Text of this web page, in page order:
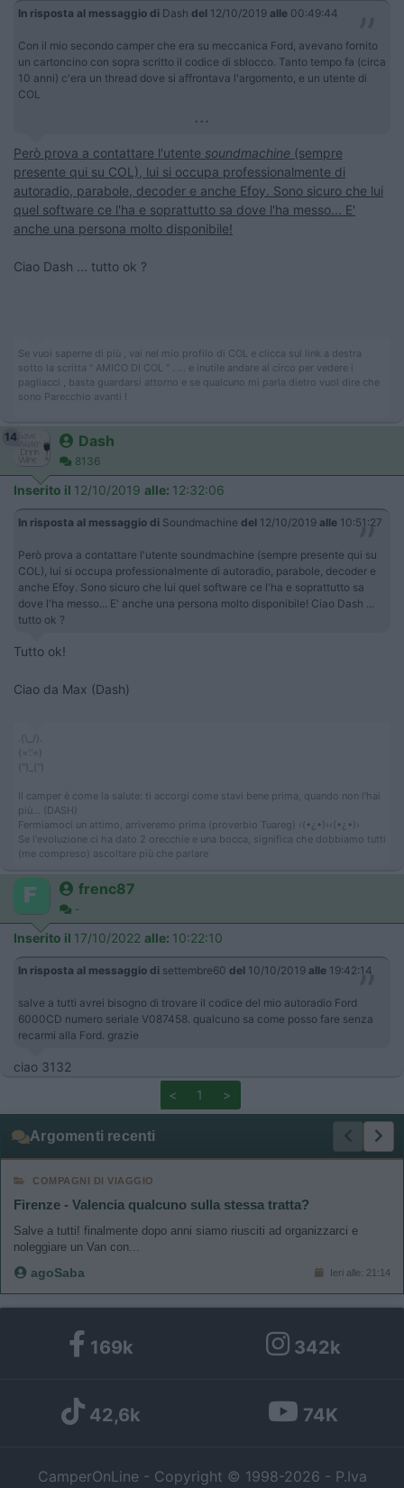
In risposta al messaggio di Dash del 12/10/2019 alle 00:49:44
Con il mio secondo camper che era su meccanica Ford, avevano fornito
un cartoncino con sopra scritto il codice di sblocco. Tanto tempo fa (circa
10 anni) c'era un thread dove si affrontava l'argomento, e un utente di
COL
...
Però prova a contattare l'utente soundmachine (sempre
presente qui su COL), lui si occupa professionalmente di
autoradio, parabole, decoder e anche Efoy. Sono sicuro che lui
quel software ce l'ha e soprattutto sa dove l'ha messo... E'
anche una persona molto disponibile!
Ciao Dash ... tutto ok ?
Se vuoi saperne di più , vai nel mio profilo di COL e clicca sul link a destra
sotto la scritta " AMICO DI COL " . ... e inutile andare al circo per vedere i
pagliacci , basta guardarsi attorno e se qualcuno mi parla dietro vuol dire che
sono Parecchio avanti !
14 Dash
8136
Inserito il 12/10/2019 alle: 12:32:06
In risposta al messaggio di Soundmachine del 12/10/2019 alle 10:51:27
Però prova a contattare l'utente soundmachine (sempre presente qui su
COL), lui si occupa professionalmente di autoradio, parabole, decoder e
anche Efoy. Sono sicuro che lui quel software ce l'ha e soprattutto sa
dove l'ha messo... E' anche una persona molto disponibile! Ciao Dash ...
tutto ok ?
Tutto ok!
Ciao da Max (Dash)
.(\_/).
(='.'=)
('')_('')
Il camper è come la salute: ti accorgi come stavi bene prima, quando non l'hai
più... (DASH)
Fermiamoci un attimo, arriveremo prima (proverbio Tuareg) ‹(•¿•)›‹(•¿•)›
Se l'evoluzione ci ha dato 2 orecchie e una bocca, significa che dobbiamo tutti
(me compreso) ascoltare più che parlare
frenc87
-
Inserito il 17/10/2022 alle: 10:22:10
In risposta al messaggio di settembre60 del 10/10/2019 alle 19:42:14
salve a tutti avrei bisogno di trovare il codice del mio autoradio Ford
6000CD numero seriale V087458. qualcuno sa come posso fare senza
recarmi alla Ford. grazie
ciao 3132
<
1 >
Argomenti recenti
COMPAGNI DI VIAGGIO
Firenze - Valencia qualcuno sulla stessa tratta?
Salve a tutti! finalmente dopo anni siamo riusciti ad organizzarci e
noleggiare un Van con...
agoSaba Ieri alle: 21:14
169k 342k
42,6k 74K
CamperOnLine - Copyright © 1998-2026 - P.Iva